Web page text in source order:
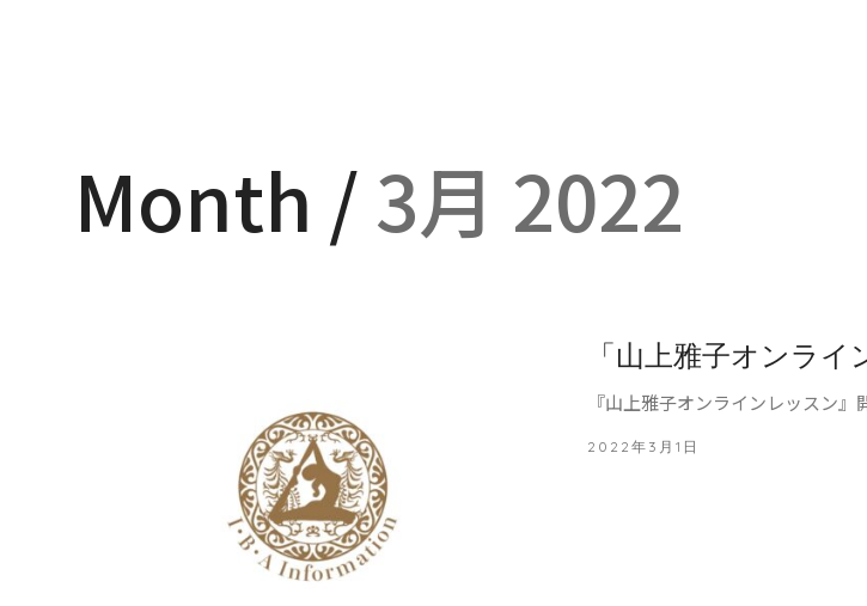
Month /3月 2022
「山上雅子オンライ
『山上雅子オンラインレッスン
2022年3月1日